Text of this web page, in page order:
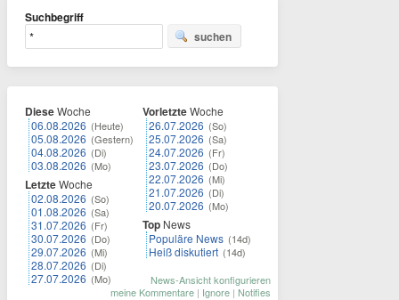
Suchbegriff
suchen
DieseWoche
06.08.2026 (Heute)
05.08.2026 (Gestern)
04.08.2026 (Di)
03.08.2026 (Mo)
LetzteWoche
02.08.2026 (So)
01.08.2026 (Sa)
31.07.2026 (Fr)
30.07.2026 (Do)
29.07.2026 (Mi)
28.07.2026 (Di)
27.07.2026 (Mo)
VorletzteWoche
26.07.2026 (So)
25.07.2026 (Sa)
24.07.2026 (Fr)
23.07.2026 (Do)
22.07.2026 (Mi)
21.07.2026 (Di)
20.07.2026 (Mo)
Top News
Populäre News (14d)
Heiß diskutiert (14d)
News-Ansicht konfigurieren
meine Kommentare | Ignore | Notifies